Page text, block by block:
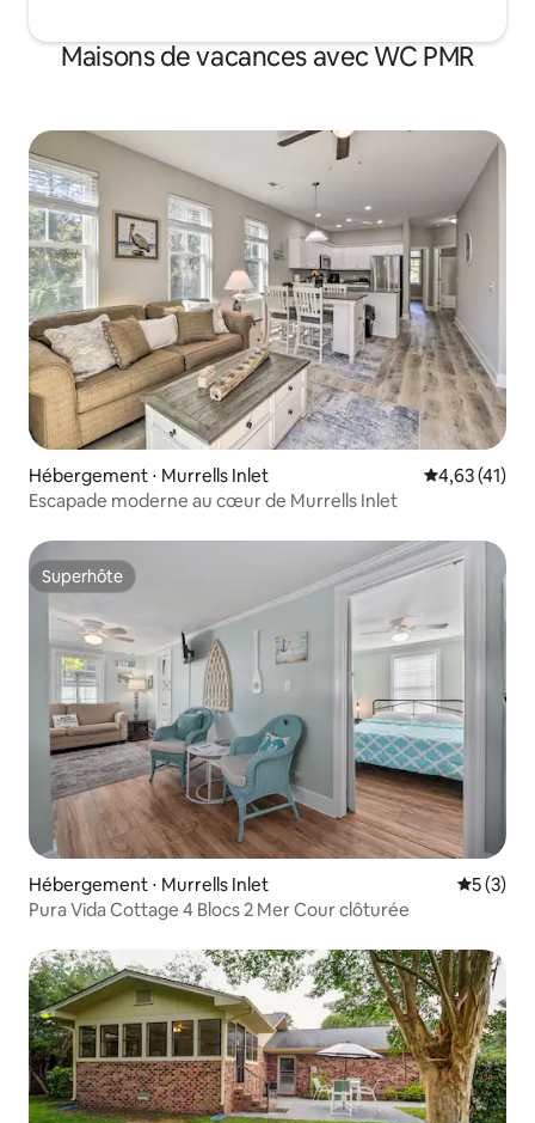
Maisons de vacances avec WC PMR
Hébergement ⋅ Murrells Inlet Évaluation
4,63 (41)
Escapade moderne au cœur de Murrells Inlet
Superhôte
Superhôte
Hébergement ⋅ Murrells Inlet
5 (3)
Pura Vida Cottage 4 Blocs 2 Mer Cour clôturée